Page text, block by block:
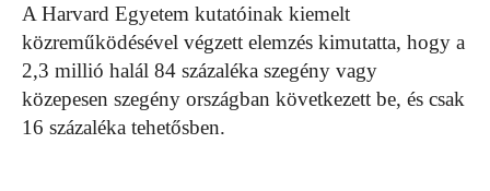
A Harvard Egyetem kutatóinak kiemelt
közreműködésével végzett elemzés kimutatta, hogy a
2,3 millió halál 84 százaléka szegény vagy
közepesen szegény országban következett be, és csak
16 százaléka tehetősben.